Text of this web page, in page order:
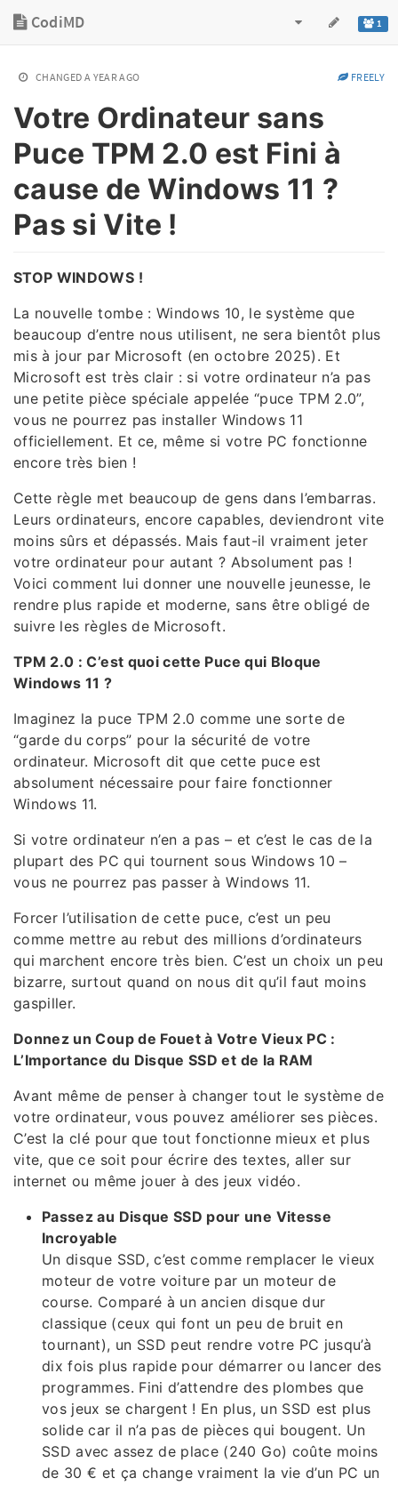
1
CodiMD
CHANGED A YEAR AGO FREELY
Votre Ordinateur sans
Puce TPM 2.0 est Fini à
cause de Windows 11 ?
Pas si Vite !
STOP WINDOWS !
La nouvelle tombe : Windows 10, le système que
beaucoup d’entre nous utilisent, ne sera bientôt plus
mis à jour par Microsoft (en octobre 2025). Et
Microsoft est très clair : si votre ordinateur n’a pas
une petite pièce spéciale appelée “puce TPM 2.0”,
vous ne pourrez pas installer Windows 11
officiellement. Et ce, même si votre PC fonctionne
encore très bien !
Cette règle met beaucoup de gens dans l’embarras.
Leurs ordinateurs, encore capables, deviendront vite
moins sûrs et dépassés. Mais faut-il vraiment jeter
votre ordinateur pour autant ? Absolument pas !
Voici comment lui donner une nouvelle jeunesse, le
rendre plus rapide et moderne, sans être obligé de
suivre les règles de Microsoft.
TPM 2.0 : C’est quoi cette Puce qui Bloque
Windows 11 ?
Imaginez la puce TPM 2.0 comme une sorte de
“garde du corps” pour la sécurité de votre
ordinateur. Microsoft dit que cette puce est
absolument nécessaire pour faire fonctionner
Windows 11.
Si votre ordinateur n’en a pas – et c’est le cas de la
plupart des PC qui tournent sous Windows 10 –
vous ne pourrez pas passer à Windows 11.
Forcer l’utilisation de cette puce, c’est un peu
comme mettre au rebut des millions d’ordinateurs
qui marchent encore très bien. C’est un choix un peu
bizarre, surtout quand on nous dit qu’il faut moins
gaspiller.
Donnez un Coup de Fouet à Votre Vieux PC :
L’Importance du Disque SSD et de la RAM
Avant même de penser à changer tout le système de
votre ordinateur, vous pouvez améliorer ses pièces.
C’est la clé pour que tout fonctionne mieux et plus
vite, que ce soit pour écrire des textes, aller sur
internet ou même jouer à des jeux vidéo.
Passez au Disque SSD pour une Vitesse
Incroyable
Un disque SSD, c’est comme remplacer le vieux
moteur de votre voiture par un moteur de
course. Comparé à un ancien disque dur
classique (ceux qui font un peu de bruit en
tournant), un SSD peut rendre votre PC jusqu’à
dix fois plus rapide pour démarrer ou lancer des
programmes. Fini d’attendre des plombes que
vos jeux se chargent ! En plus, un SSD est plus
solide car il n’a pas de pièces qui bougent. Un
SSD avec assez de place (240 Go) coûte moins
de 30 € et ça change vraiment la vie d’un PC un